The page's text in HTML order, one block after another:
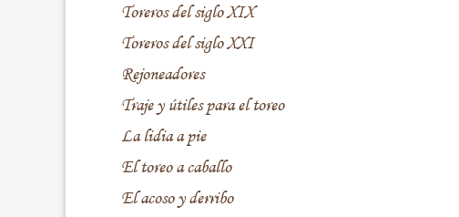
Toreros del siglo XIX
Toreros del siglo XXI
Rejoneadores
Traje y útiles para el toreo
La lidia a pie
El toreo a caballo
El acoso y derribo